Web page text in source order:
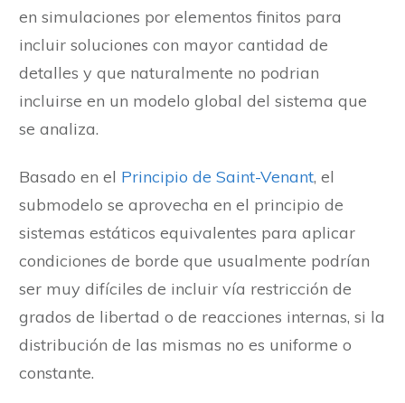
en simulaciones por elementos finitos para
incluir soluciones con mayor cantidad de
detalles y que naturalmente no podrian
incluirse en un modelo global del sistema que
se analiza.
Basado en el Principio de Saint-Venant, el
submodelo se aprovecha en el principio de
sistemas estáticos equivalentes para aplicar
condiciones de borde que usualmente podrían
ser muy difíciles de incluir vía restricción de
grados de libertad o de reacciones internas, si la
distribución de las mismas no es uniforme o
constante.